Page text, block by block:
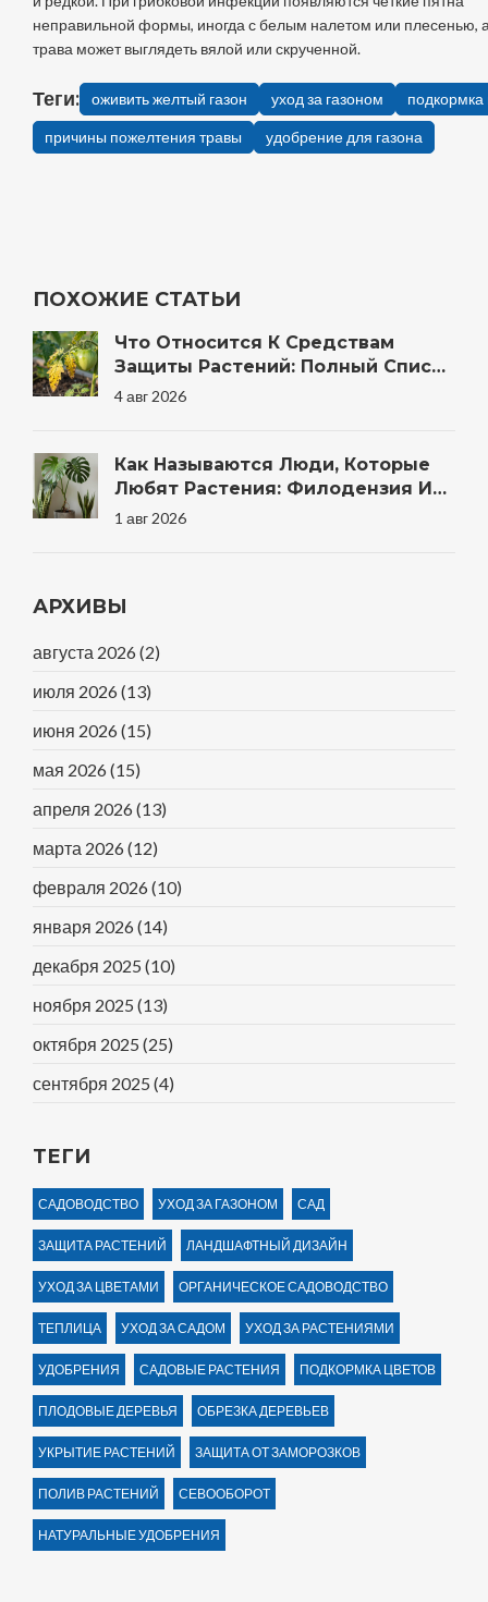
неправильной формы, иногда с белым налетом или плесенью,
трава может выглядеть вялой или скрученной.
Теги: оживить желтый газон уход за газоном подкормка
причины пожелтения травы удобрение для газона
ПОХОЖИЕ СТАТЬИ
Что Относится К Средствам
Защиты Растений: Полный Список
Препаратов И Методов Для Сада
4 авг 2026
Как Называются Люди, Которые
Любят Растения: Филодензия И
Другие Термины
1 авг 2026
АРХИВЫ
августа 2026 (2)
июля 2026 (13)
июня 2026 (15)
мая 2026 (15)
апреля 2026 (13)
марта 2026 (12)
февраля 2026 (10)
января 2026 (14)
декабря 2025 (10)
ноября 2025 (13)
октября 2025 (25)
сентября 2025 (4)
ТЕГИ
САДОВОДСТВО УХОД ЗА ГАЗОНОМ САД
ЗАЩИТА РАСТЕНИЙ ЛАНДШАФТНЫЙ ДИЗАЙН
УХОД ЗА ЦВЕТАМИ ОРГАНИЧЕСКОЕ САДОВОДСТВО
ТЕПЛИЦА УХОД ЗА САДОМ УХОД ЗА РАСТЕНИЯМИ
УДОБРЕНИЯ САДОВЫЕ РАСТЕНИЯ ПОДКОРМКА ЦВЕТОВ
ПЛОДОВЫЕ ДЕРЕВЬЯ ОБРЕЗКА ДЕРЕВЬЕВ
УКРЫТИЕ РАСТЕНИЙ ЗАЩИТА ОТ ЗАМОРОЗКОВ
ПОЛИВ РАСТЕНИЙ СЕВООБОРОТ
НАТУРАЛЬНЫЕ УДОБРЕНИЯ